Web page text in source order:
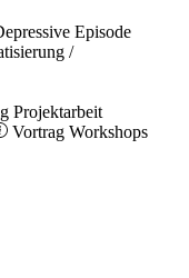
Episode
/
Projektarbeit
Vortrag Workshops